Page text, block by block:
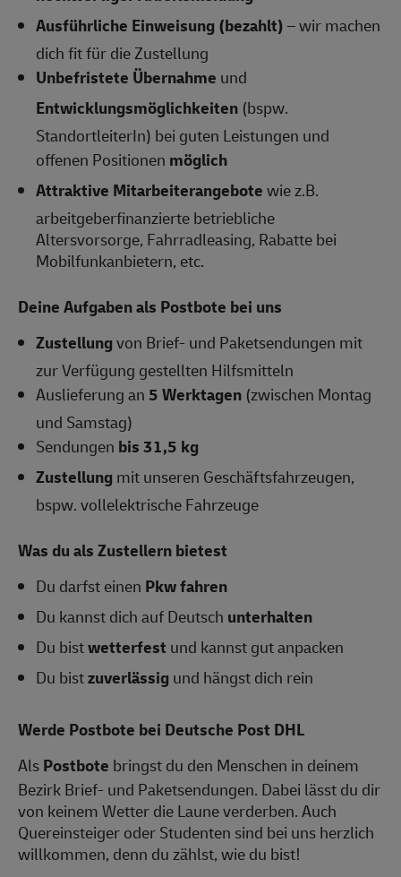
Ausführliche Einweisung (bezahlt)– wir machen
dich fit für die Zustellung
Unbefristete Übernahme und
Entwicklungsmöglichkeiten (bspw.
StandortleiterIn) bei guten Leistungen und
offenen Positionen möglich
Attraktive Mitarbeiterangebotewie z.B.
arbeitgeberfinanzierte betriebliche
Altersvorsorge, Fahrradleasing, Rabatte bei
Mobilfunkanbietern, etc.
Deine Aufgaben als Postbote bei uns
Zustellungvon Brief- und Paketsendungen mit
zur Verfügung gestellten Hilfsmitteln
Auslieferung an5 Werktagen (zwischen Montag
und Samstag)
Sendungen bis 31,5 kg
Zustellungmit unseren Geschäftsfahrzeugen,
bspw. vollelektrische Fahrzeuge
Was du als Zustellern bietest
Du darfst einen Pkw fahren
Du kannst dich auf Deutsch unterhalten
Du bistwetterfest und kannst gut anpacken
Du bistzuverlässigund hängst dich rein
Werde Postbote bei Deutsche Post DHL
AlsPostbote bringst du den Menschen in deinem
Bezirk Brief- und Paketsendungen. Dabei lässt du dir
von keinem Wetter die Laune verderben. Auch
Quereinsteiger oder Studenten sind bei uns herzlich
willkommen, denn du zählst, wie du bist!